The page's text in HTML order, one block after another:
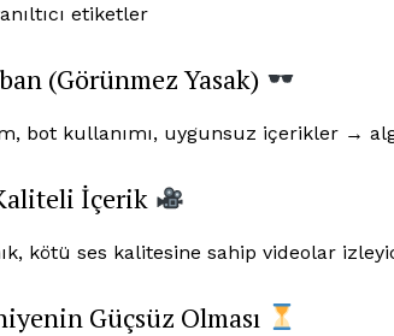
etiketler
(Görünmez Yasak)
bot kullanımı, uygunsuz içerikler →
İçerik
kötü ses kalitesine sahip videolar
Güçsüz Olması